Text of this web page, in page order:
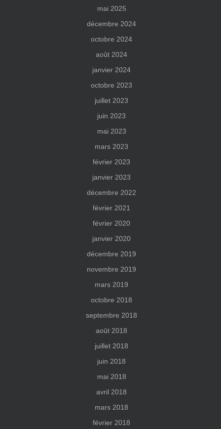
mai 2025
décembre 2024
octobre 2024
août 2024
janvier 2024
octobre 2023
juillet 2023
juin 2023
mai 2023
mars 2023
février 2023
janvier 2023
décembre 2022
février 2021
février 2020
janvier 2020
décembre 2019
novembre 2019
mars 2019
octobre 2018
septembre 2018
août 2018
juillet 2018
juin 2018
mai 2018
avril 2018
mars 2018
février 2018